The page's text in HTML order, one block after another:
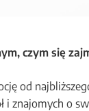
czym się
od
i znajomych o